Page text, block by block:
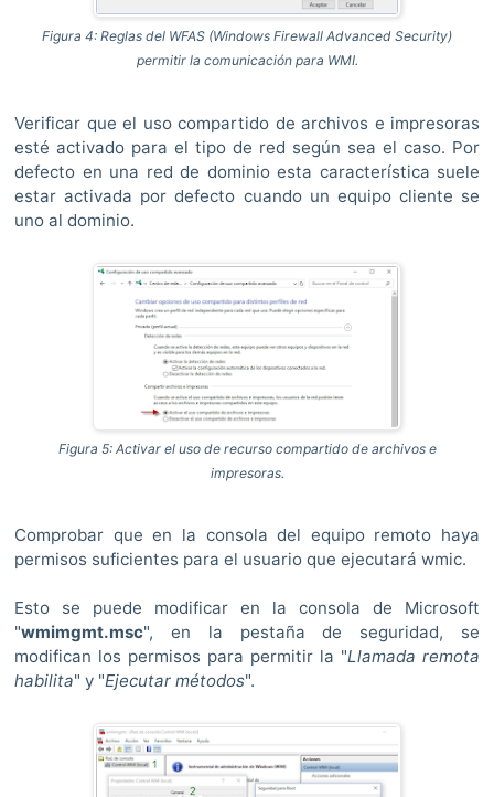
Figura 4: Reglas del WFAS (Windows Firewall Advanced Security)
permitir la comunicación para WMI.
Verificar que el uso compartido de archivos e impresoras
esté activado para el tipo de red según sea el caso. Por
defecto en una red de dominio esta característica suele
estar activada por defecto cuando un equipo cliente se
uno al dominio.
Figura 5: Activar el uso de recurso compartido de archivos e
impresoras.
Comprobar que en la consola del equipo remoto haya
permisos suficientes para el usuario que ejecutará wmic.
Esto se puede modificar en la consola de Microsoft
"wmimgmt.msc", en la pestaña de seguridad, se
modifican los permisos para permitir la "Llamada remota
habilita" y "Ejecutar métodos".